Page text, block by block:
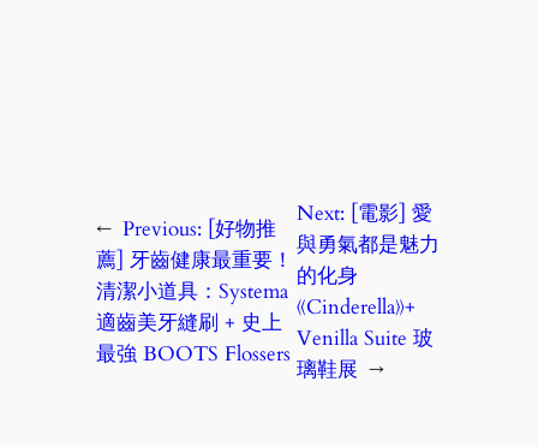
← Previous: [好物推
薦] 牙齒健康最重要！
清潔小道具：Systema
適齒美牙縫刷 + 史上
最強 BOOTS Flossers
Next: [電影] 愛
與勇氣都是魅力
的化身
《Cinderella》+
Venilla Suite 玻
璃鞋展 →